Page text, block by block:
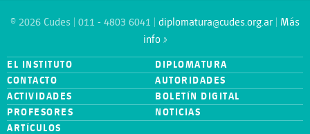
© 2026 Cudes | 011 - 4803 6041 | diplomatura@cudes.org.ar
Más
info »
EL INSTITUTO
DIPLOMATURA
CONTACTO
AUTORIDADES
ACTIVIDADES
BOLETÍN DIGITAL
PROFESORES
NOTICIAS
ARTÍCULOS